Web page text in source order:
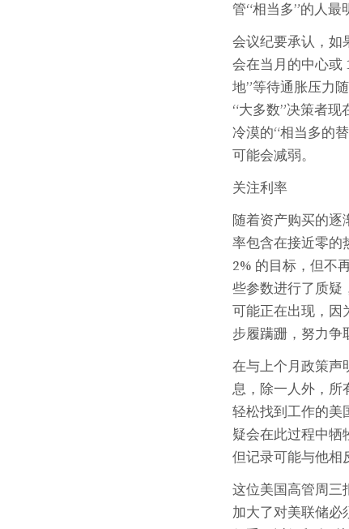
管“相当多”的人最
会议纪要承认，如
会在当月的中心或
地”等待通胀压力
“大多数”决策者现
冷漠的“相当多的
可能会减弱。
关注利率
随着资产购买的逐
率包含在接近零的
2% 的目标，但不
些参数进行了质疑
可能正在出现，因
步履蹒跚，努力争
在与上个月政策声
息，除一人外，所
轻松找到工作的
疑会在此过程中牺
但记录可能与他相
这位美国高管周三
加大了对美联储必